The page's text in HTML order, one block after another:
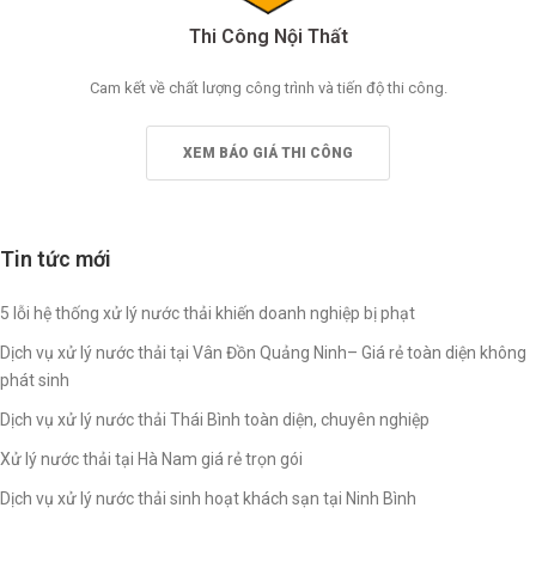
Thi Công Nội Thất
Cam kết về chất lượng công trình và tiến độ thi công.
XEM BÁO GIÁ THI CÔNG
Tin tức mới
5 lỗi hệ thống xử lý nước thải khiến doanh nghiệp bị phạt
Dịch vụ xử lý nước thải tại Vân Đồn Quảng Ninh– Giá rẻ toàn diện không
phát sinh
Dịch vụ xử lý nước thải Thái Bình toàn diện, chuyên nghiệp
Xử lý nước thải tại Hà Nam giá rẻ trọn gói
Dịch vụ xử lý nước thải sinh hoạt khách sạn tại Ninh Bình